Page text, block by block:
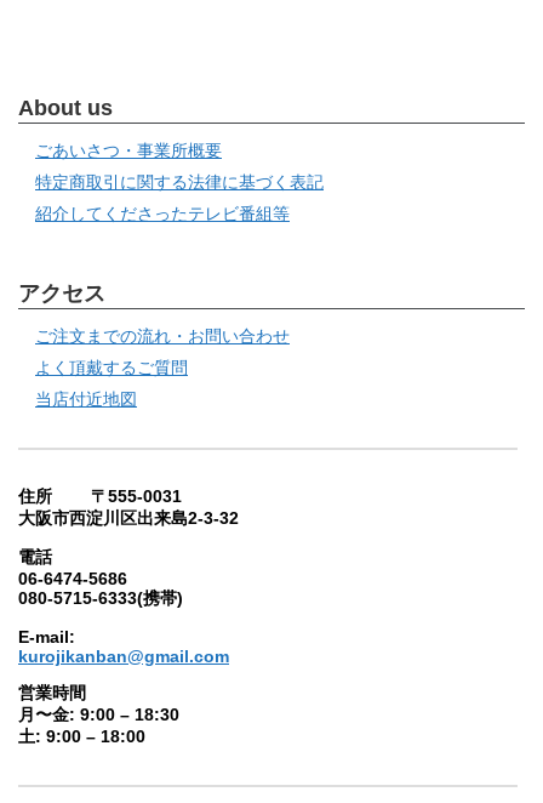
About us
ごあいさつ・事業所概要
特定商取引に関する法律に基づく表記
紹介してくださったテレビ番組等
アクセス
ご注文までの流れ・お問い合わせ
よく頂戴するご質問
当店付近地図
住所 〒555-0031
大阪市西淀川区出来島2-3-32
電話
06-6474-5686
080-5715-6333(携帯)
E-mail:
kurojikanban@gmail.com
営業時間
月〜金: 9:00 – 18:30
土: 9:00 – 18:00